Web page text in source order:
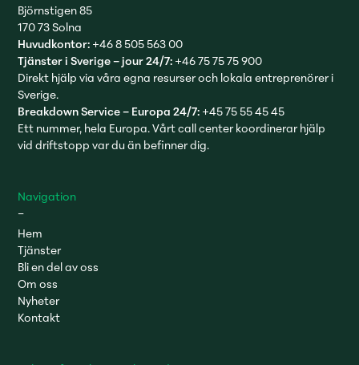
Björnstigen 85
170 73 Solna
Huvudkontor:+46 8 505 563 00
Tjänster i Sverige – jour 24/7:+46 75 75 75 900
Direkt hjälp via våra egna resurser och lokala entreprenörer i
Sverige.
Breakdown Service – Europa 24/7:+45 75 55 45 45
Ett nummer, hela Europa. Vårt call center koordinerar hjälp
vid driftstopp var du än befinner dig.
Navigation
–
Hem
Tjänster
Bli en del av oss
Om oss
Nyheter
Kontakt